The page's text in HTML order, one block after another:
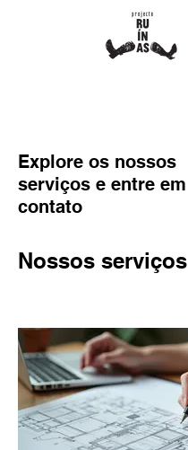
Explore os nossos
serviços e entre em
contato
Nossos serviços